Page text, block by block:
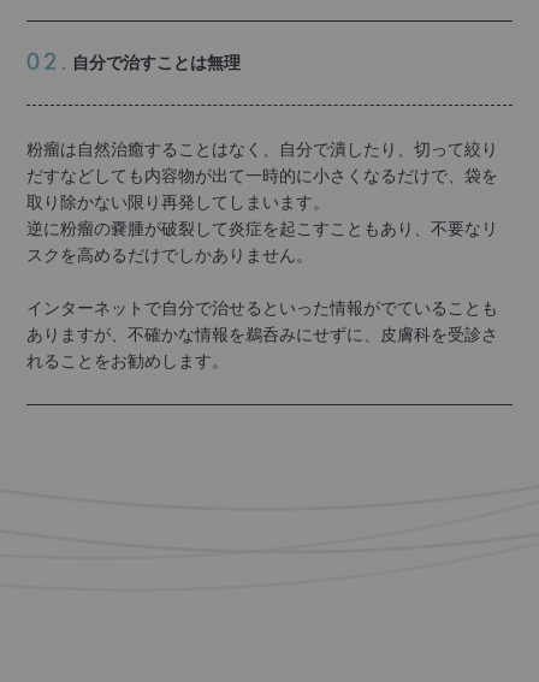
自分で治すことは無理
粉瘤は自然治癒することはなく、自分で潰したり、切って絞り
だすなどしても内容物が出て一時的に小さくなるだけで、袋を
取り除かない限り再発してしまいます。
逆に粉瘤の嚢腫が破裂して炎症を起こすこともあり、不要なリ
スクを高めるだけでしかありません。
インターネットで自分で治せるといった情報がでていることも
ありますが、不確かな情報を鵜呑みにせずに、皮膚科を受診さ
れることをお勧めします。